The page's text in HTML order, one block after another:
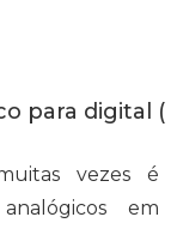
para digital (
vezes é
em